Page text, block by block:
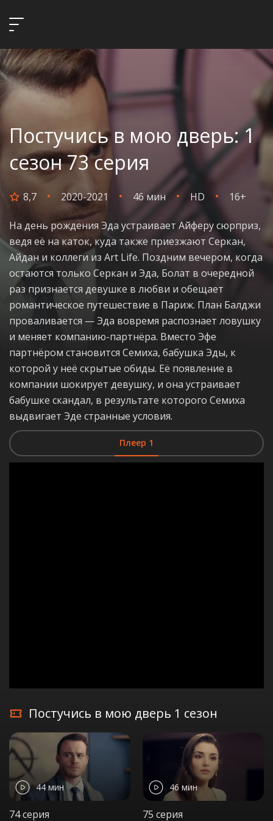
Постучись в мою дверь: 1
сезон 73 серия
8,7 2020-2021 46 мин HD 16+
На день рождения Эда устраивает Айферу сюрприз,
ведя её на каток, куда также приезжают Серкан,
Айдан и коллеги из Art Life. Поздним вечером, когда
остаются только Серкан и Эда, Болат в очередной
раз признается девушке в любви и обещает
романтическое путешествие в Париж. План Балджи
проваливается — Эда вовремя распознает ловушку
и меняет компанию-партнёра. Вместо Эфе
партнёром становится Семиха, бабушка Эды, к
которой у неё скрытые обиды. Её появление в
компании шокирует девушку, и она устраивает
бабушке скандал, в результате которого Семиха
выдвигает Эде странные условия.
Плеер 1
Постучись в мою дверь 1 сезон
44 мин
74 серия
46 мин
75 серия